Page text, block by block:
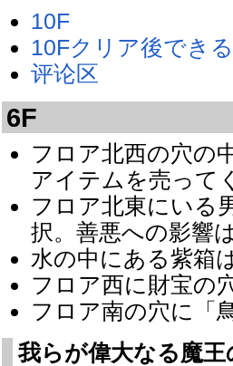
10F
10Fクリア後でき
评论区
6F
フロア北西の穴の
アイテムを売って
フロア北東にいる
択。善悪への影響
水の中にある紫箱
フロア西に財宝の
フロア南の穴に「
我らが偉大なる魔